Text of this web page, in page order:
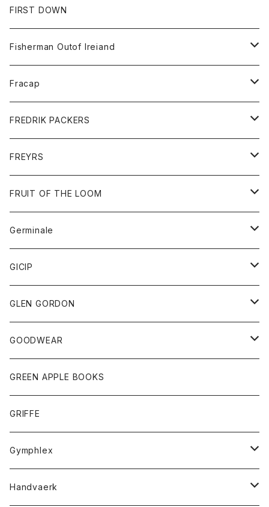
パンツ
コート
ジャケット
Tシャツ
ボトム
スエットシャツ
スエットパンツ
グッズ
帽子
アクセサリー
FIRST DOWN
Fisherman Outof Ireiand
ニット
Fracap
グッズ
靴
FREDRIK PACKERS
アクセサリー
バッグ
FREYRS
サングラス
FRUIT OF THE LOOM
アウター
パーカー
グッズ
ネクタイ
チーフ
トップス
シャツ
タンクトップ
ボトム
ショートパンツ
スカート
レディース
スカート
Tシャツ
Germinale
靴
サンダル
GICIP
トップス
Tシャツ
GLEN GORDON
グッズ
手袋
GOODWEAR
トップス
Tシャツ
GREEN APPLE BOOKS
GRIFFE
Gymphlex
アウター
Handvaerk